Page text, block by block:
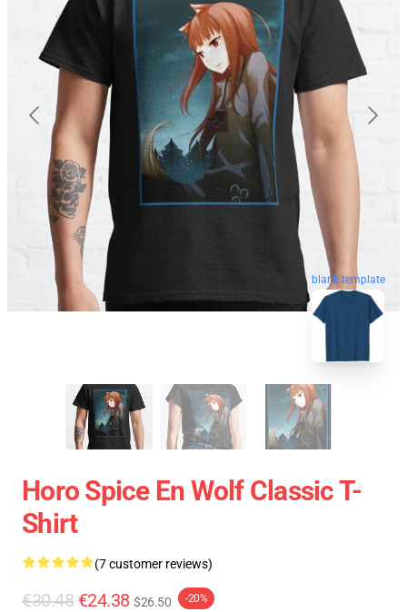
blank template
Horo Spice En Wolf Classic T-
Shirt
(7 customer reviews)
€30.48 €24.38 $26.50 -20%